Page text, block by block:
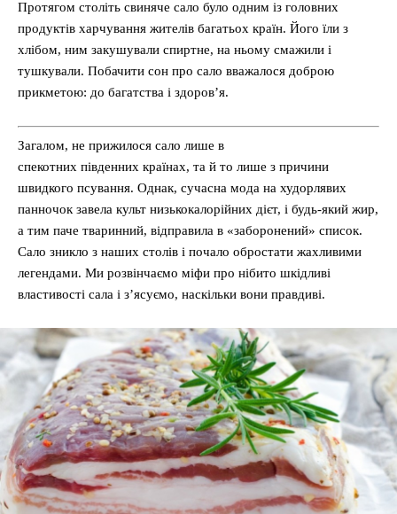
Протягом століть свиняче сало було одним із головних
продуктів харчування жителів багатьох країн. Його їли з
хлібом, ним закушували спиртне, на ньому смажили і
тушкували. Побачити сон про сало вважалося доброю
прикметою: до багатства і здоров’я.
Загалом, не прижилося сало лише в
спекотних південних країнах, та й то лише з причини
швидкого псування. Однак, сучасна мода на худорлявих
панночок завела культ низькокалорійних дієт, і будь-який жир,
а тим паче тваринний, відправила в «заборонений» список.
Сало зникло з наших столів і почало обростати жахливими
легендами. Ми розвінчаємо міфи про нібито шкідливі
властивості сала і з’ясуємо, наскільки вони правдиві.